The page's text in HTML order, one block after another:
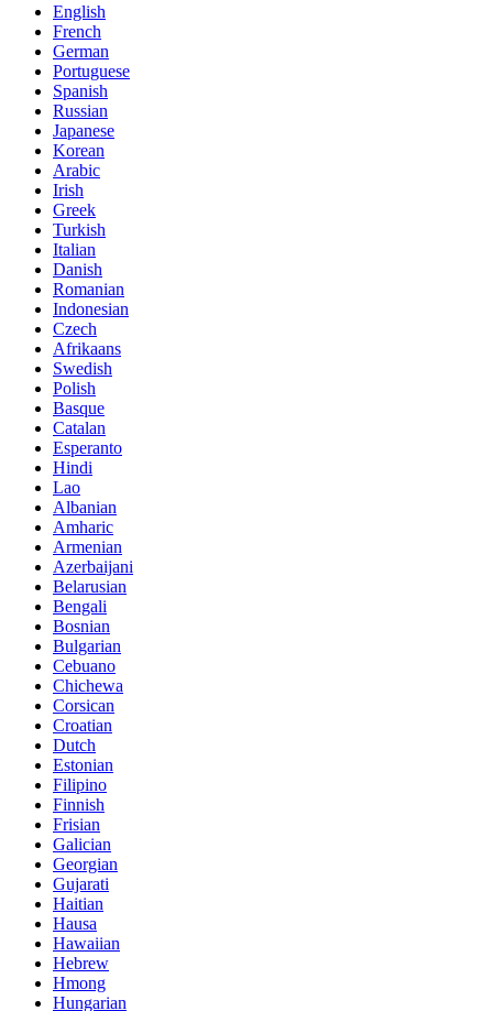
English
French
German
Portuguese
Spanish
Russian
Japanese
Korean
Arabic
Irish
Greek
Turkish
Italian
Danish
Romanian
Indonesian
Czech
Afrikaans
Swedish
Polish
Basque
Catalan
Esperanto
Hindi
Lao
Albanian
Amharic
Armenian
Azerbaijani
Belarusian
Bengali
Bosnian
Bulgarian
Cebuano
Chichewa
Corsican
Croatian
Dutch
Estonian
Filipino
Finnish
Frisian
Galician
Georgian
Gujarati
Haitian
Hausa
Hawaiian
Hebrew
Hmong
Hungarian